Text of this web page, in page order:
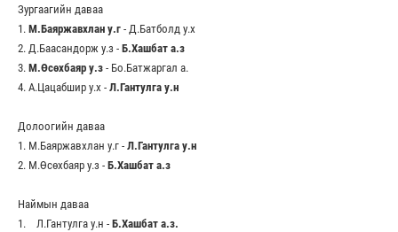
Зургаагийн даваа
1. М.Баяржавхлан у.г - Д.Батболд у.х
2. Д.Баасандорж у.з - Б.Хашбат а.з
3. М.Өсөхбаяр у.з - Бо.Батжаргал а.
4. А.Цацабшир у.х - Л.Гантулга у.н
Долоогийн даваа
1. М.Баяржавхлан у.г - Л.Гантулга у.н
2. М.Өсөхбаяр у.з - Б.Хашбат а.з
Наймын даваа
1. Л.Гантулга у.н - Б.Хашбат а.з.